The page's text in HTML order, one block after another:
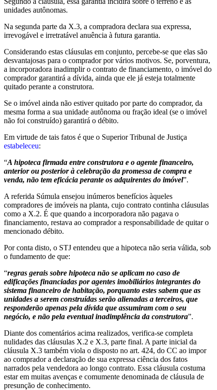
unidades autônomas.
Na segunda parte da X.3, a compradora declara sua expressa,
irrevogável e irretratável anuência à futura garantia.
Considerando estas cláusulas em conjunto, percebe-se que elas são
desvantajosas para o comprador por vários motivos. Se, porventura,
a incorporadora inadimplir o contrato de financiamento, o imóvel do
comprador garantirá a dívida, ainda que ele já esteja totalmente
quitado perante a construtora.
Se o imóvel ainda não estiver quitado por parte do comprador, da
mesma forma a sua unidade autônoma ou fração ideal (se o imóvel
não foi construído) garantirá o débito.
Em virtude de tais fatos é que o Superior Tribunal de Justiça
estabeleceu:
“A hipoteca firmada entre construtora e o agente financeiro,
anterior ou posterior à celebração da promessa de compra e
venda, não tem eficácia perante os adquirentes do imóvel”.
A referida Súmula ensejou inúmeros benefícios àqueles
compradores de imóveis na planta, cujo contrato continha cláusulas
como a X.2. É que quando a incorporadora não pagava o
financiamento, restava ao comprador a responsabilidade de quitar o
mencionado débito.
Por conta disto, o STJ entendeu que a hipoteca não seria válida, sob
o fundamento de que:
“regras gerais sobre hipoteca não se aplicam no caso de
edificações financiadas por agentes imobiliários integrantes do
sistema financeiro de habitação, porquanto estes sabem que as
unidades a serem construídas serão alienadas a terceiros, que
responderão apenas pela dívida que assumiram com o seu
negócio, e não pela eventual inadimplência da construtora”.
Diante dos comentários acima realizados, verifica-se completa
nulidades das cláusulas X.2 e X.3, parte final. A parte inicial da
cláusula X.3 também viola o disposto no art. 424, do CC ao impor
ao comprador a declaração de sua expressa ciência dos fatos
narrados pela vendedora ao longo contrato. Essa cláusula costuma
estar em muitas avenças e comumente denominada de cláusula de
presunção de conhecimento.